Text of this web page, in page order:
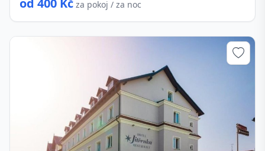
od 400 Kč za pokoj / za noc